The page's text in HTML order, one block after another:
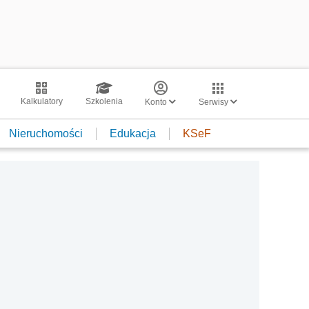
Kalkulatory Szkolenia Konto Serwisy
Nieruchomości Edukacja KSeF